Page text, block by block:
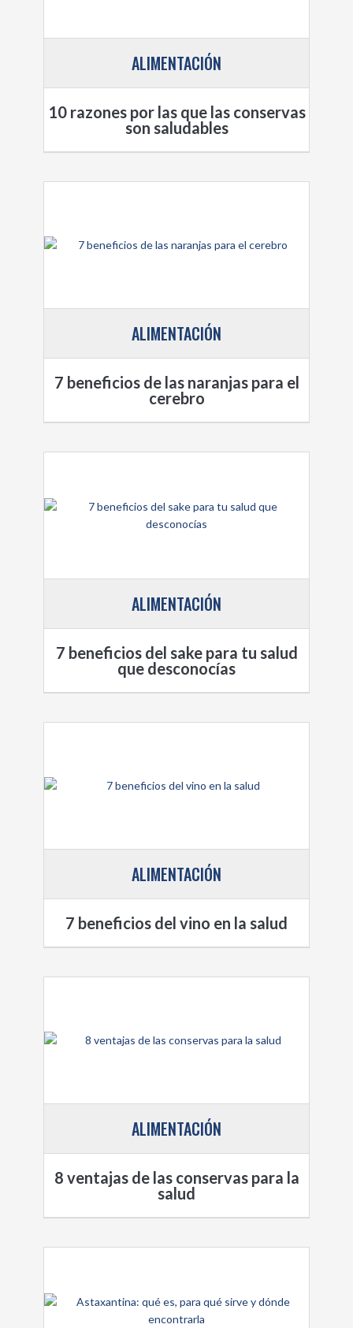
ALIMENTACIÓN
10 razones por las que las conservas
son saludables
ALIMENTACIÓN
7 beneficios de las naranjas para el
cerebro
ALIMENTACIÓN
7 beneficios del sake para tu salud
que desconocías
ALIMENTACIÓN
7 beneficios del vino en la salud
ALIMENTACIÓN
8 ventajas de las conservas para la
salud